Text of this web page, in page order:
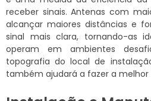
receber sinais. Antenas com
alcançar maiores distâncias e
sinal mais clara, tornando-as
operam em ambientes
topografia do local de
também ajudará a fazer a melhor